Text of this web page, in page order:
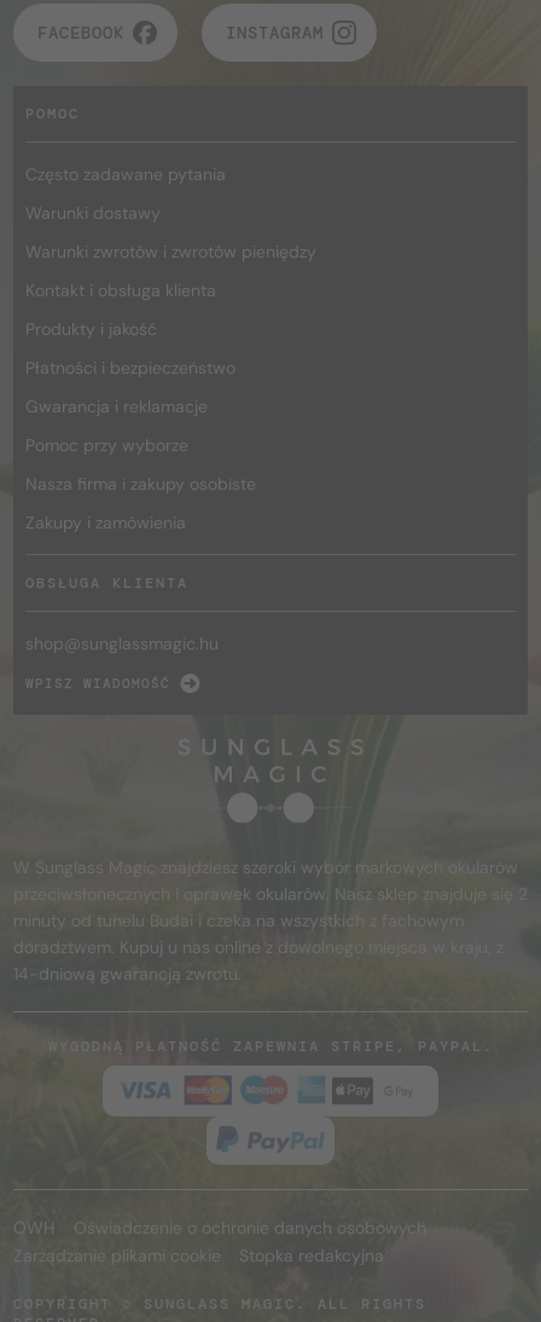
FACEBOOK INSTAGRAM
POMOC
Często zadawane pytania
Warunki dostawy
Warunki zwrotów i zwrotów pieniędzy
Kontakt i obsługa klienta
Produkty i jakość
Płatności i bezpieczeństwo
Gwarancja i reklamacje
Pomoc przy wyborze
Nasza firma i zakupy osobiste
Zakupy i zamówienia
OBSŁUGA KLIENTA
shop@sunglassmagic.hu
WPISZ WIADOMOŚĆ
W Sunglass Magic znajdziesz szeroki wybór markowych okularów
przeciwsłonecznych i oprawek okularów. Nasz sklep znajduje się 2
minuty od tunelu Budai i czeka na wszystkich z fachowym
doradztwem. Kupuj u nas online z dowolnego miejsca w kraju, z
14-dniową gwarancją zwrotu.
WYGODNĄ PŁATNOŚĆ ZAPEWNIA STRIPE, PAYPAL.
OWH
Oświadczenie o ochronie danych osobowych
Zarządzanie plikami cookie
Stopka redakcyjna
COPYRIGHT © SUNGLASS MAGIC. ALL RIGHTS